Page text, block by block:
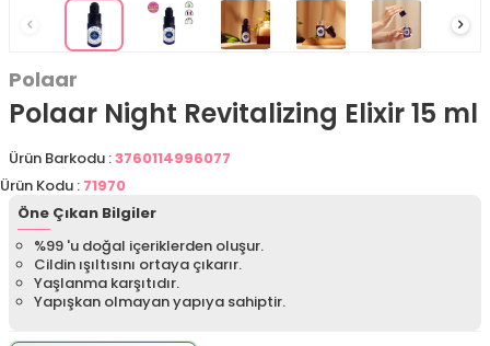
Polaar
Polaar Night Revitalizing Elixir 15 ml
Ürün Barkodu :3760114996077
Ürün Kodu : 71970
Öne Çıkan Bilgiler
%99 'u doğal içeriklerden oluşur.
Cildin ışıltısını ortaya çıkarır.
Yaşlanma karşıtıdır.
Yapışkan olmayan yapıya sahiptir.